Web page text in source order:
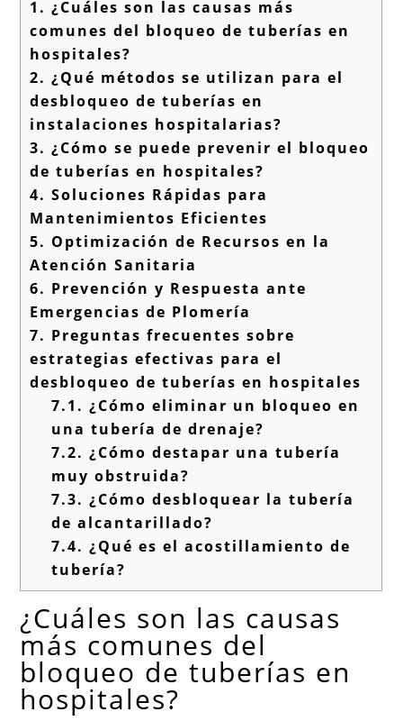
1. ¿Cuáles son las causas más
comunes del bloqueo de tuberías en
hospitales?
2. ¿Qué métodos se utilizan para el
desbloqueo de tuberías en
instalaciones hospitalarias?
3. ¿Cómo se puede prevenir el bloqueo
de tuberías en hospitales?
4. Soluciones Rápidas para
Mantenimientos Eficientes
5. Optimización de Recursos en la
Atención Sanitaria
6. Prevención y Respuesta ante
Emergencias de Plomería
7. Preguntas frecuentes sobre
estrategias efectivas para el
desbloqueo de tuberías en hospitales
7.1. ¿Cómo eliminar un bloqueo en
una tubería de drenaje?
7.2. ¿Cómo destapar una tubería
muy obstruida?
7.3. ¿Cómo desbloquear la tubería
de alcantarillado?
7.4. ¿Qué es el acostillamiento de
tubería?
¿Cuáles son las causas
más comunes del
bloqueo de tuberías en
hospitales?